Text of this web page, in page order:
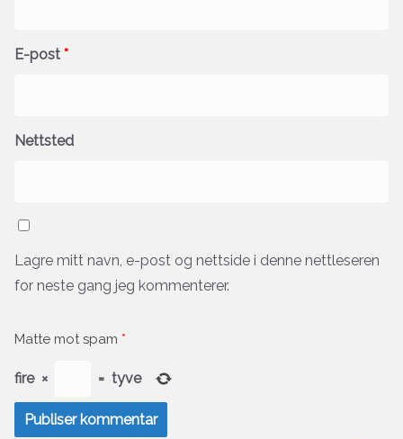
E-post *
Nettsted
Lagre mitt navn, e-post og nettside i denne nettleseren
for neste gang jeg kommenterer.
Matte mot spam *
fire × = tyve